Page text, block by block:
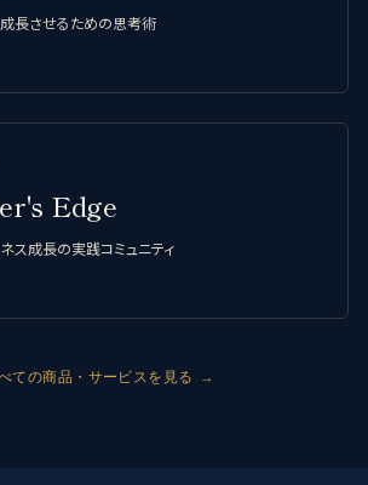
長させるための思考術
Edge
ス成長の実践コミュニティ
ての商品・サービスを見る →